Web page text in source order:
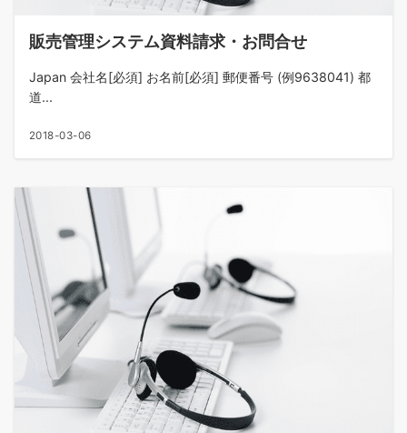
販売管理システム資料請求・お問合せ
Japan 会社名[必須] お名前[必須] 郵便番号 (例9638041) 都
道...
2018-03-06